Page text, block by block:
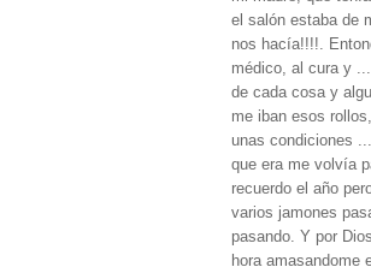
el salón estaba de
nos hacía!!!!.
médico, al cura y
de cada cosa y
me iban esos
unas condiciones
que era me volvía
recuerdo el año
varios jamones
pasando. Y por
hora amasandome